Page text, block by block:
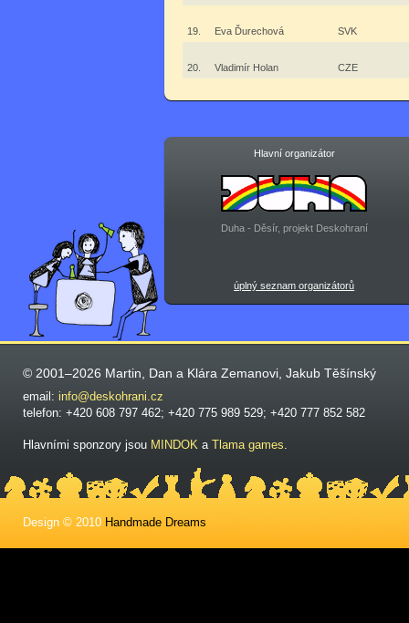
19. Eva Ďurechová SVK
20. Vladimír Holan CZE
Hlavní organizátor
Duha - Děsír, projekt Deskohraní
úplný seznam organizátorů
© 2001–2026 Martin, Dan a Klára Zemanovi, Jakub Těšínský
email: info@deskohrani.cz
telefon: +420 608 797 462; +420 775 989 529; +420 777 852 582
Hlavními sponzory jsou MINDOK a Tlama games.
Design © 2010 Handmade Dreams